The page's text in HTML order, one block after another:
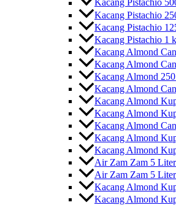
Kacang Pistachio
Kacang Pistachio
Kacang Pistachio
Kacang Pistachio 1
Kacang Almond
Kacang Almond
Kacang Almond
Kacang Almond
Kacang Almond
Kacang Almond
Kacang Almond
Kacang Almond
Kacang Almond
Air Zam Zam 5
Air Zam Zam 5
Kacang Almond
Kacang Almond